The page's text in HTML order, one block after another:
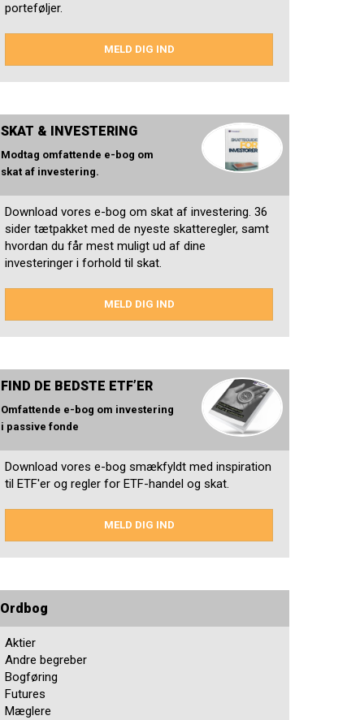
porteføljer.
MELD DIG IND
SKAT & INVESTERING
Modtag omfattende e-bog om
skat af investering.
Download vores e-bog om skat af investering. 36
sider tætpakket med de nyeste skatteregler, samt
hvordan du får mest muligt ud af dine
investeringer i forhold til skat.
MELD DIG IND
FIND DE BEDSTE ETF’ER
Omfattende e-bog om investering
i passive fonde
Download vores e-bog smækfyldt med inspiration
til ETF'er og regler for ETF-handel og skat.
MELD DIG IND
Ordbog
Aktier
Andre begreber
Bogføring
Futures
Mæglere